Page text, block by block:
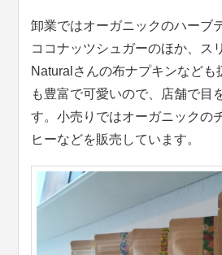
卸業ではオーガニックのハーブ
ココナッツシュガーのほか、ス
Naturalさんの布ナプキンなども
も豊富で可愛いので、店舗で目
す。小売りではオーガニックの
ヒーなどを販売しています。